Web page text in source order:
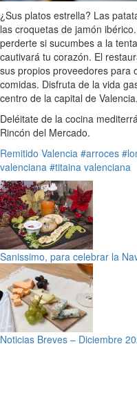
¿Sus platos estrella? Las
las croquetas de jamón
perderte si sucumbes a la
cautivará tu corazón. El
sus propios proveedores para
comidas. Disfruta de la vida
centro de la capital de Valencia.
Deléitate de la cocina
Rincón del Mercado.
Remitido Valencia #arroces
valenciana #titaina valenciana
Sanissimo, para celebrar la
Noticias Breves – Diciembre